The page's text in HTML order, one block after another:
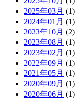
2025年03月 (1)
2024年01月 (1)
2023年10月 (2)
2023年08月 (1)
2023年02月 (1)
2022年09月 (1)
2021年05月 (1)
2020年09月 (1)
2020年06月 (1)